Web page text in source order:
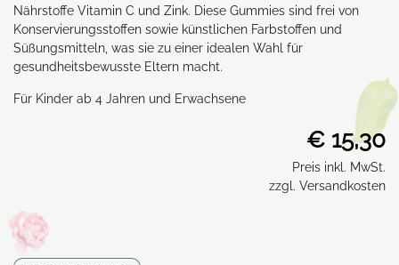
Nährstoffe Vitamin C und Zink. Diese Gummies sind frei von
Konservierungsstoffen sowie künstlichen Farbstoffen und
Süßungsmitteln, was sie zu einer idealen Wahl für
gesundheitsbewusste Eltern macht.
Für Kinder ab 4 Jahren und Erwachsene
€ 15,30
Preis inkl. MwSt.
zzgl. Versandkosten